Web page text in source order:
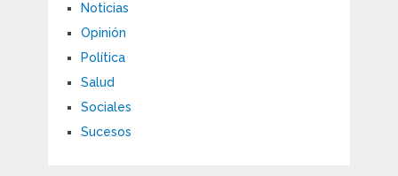
Noticias
Opinión
Política
Salud
Sociales
Sucesos